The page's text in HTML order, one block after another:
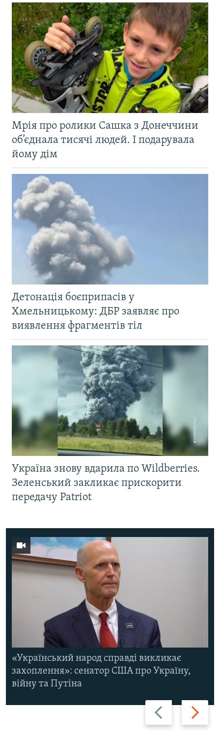
Мрія про ролики Сашка з Донеччини
об’єднала тисячі людей. І подарувала
йому дім
Детонація боєприпасів у
Хмельницькому: ДБР заявляє про
виявлення фрагментів тіл
Україна знову вдарила по Wildberries.
Зеленський закликає прискорити
передачу Patriot
Назад Вперед
«Український народ справді викликає
захоплення»: сенатор США про Україну,
війну та Путіна